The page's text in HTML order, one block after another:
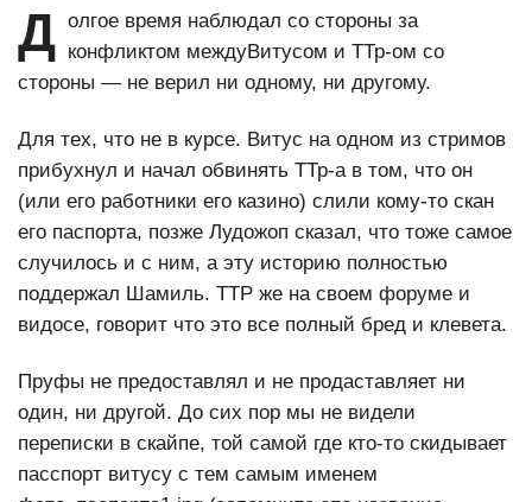
Д олгое время наблюдал со стороны за
конфликтом междуВитусом и ТТр-ом со
стороны — не верил ни одному, ни другому.
Для тех, что не в курсе. Витус на одном из стримов
прибухнул и начал обвинять ТТр-а в том, что он
(или его работники его казино) слили кому-то скан
его паспорта, позже Лудожоп сказал, что тоже самое
случилось и с ним, а эту историю полностью
поддержал Шамиль. ТТР же на своем форуме и
видосе, говорит что это все полный бред и клевета.
Пруфы не предоставлял и не продаставляет ни
один, ни другой. До сих пор мы не видели
переписки в скайпе, той самой где кто-то скидывает
пасспорт витусу с тем самым именем